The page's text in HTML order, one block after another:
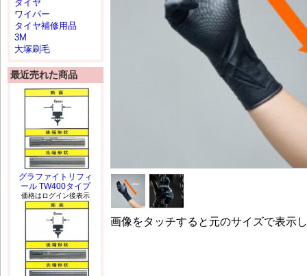
画像をタッチすると元のサイズで表示
タイヤ
ワイパー
タイヤ補修用品
3M
大塚刷毛
最近売れた商品
グラファイトリフィ
ール TW400タイプ
価格はログイン後表示